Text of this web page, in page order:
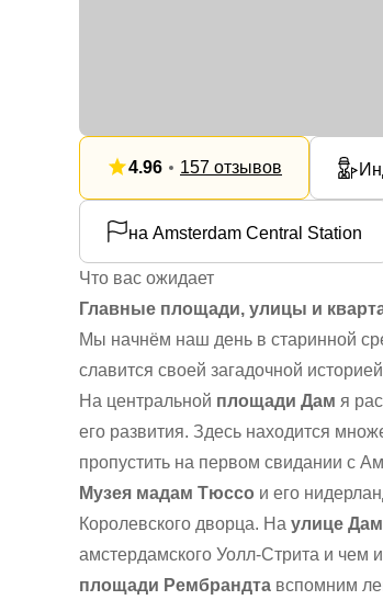
4.96 157 отзывов
на Amsterdam Central Station
Что вас ожидает
Главные площади, улицы и
Мы начнём наш день в старинной
славится своей загадочной
На центральной площади Дам я
его развития. Здесь находится
пропустить на первом свидании с
Музея мадам Тюссо и его
Королевского дворца. На улице
амстердамского Уолл-Стрита и
площади Рембрандта вспомним